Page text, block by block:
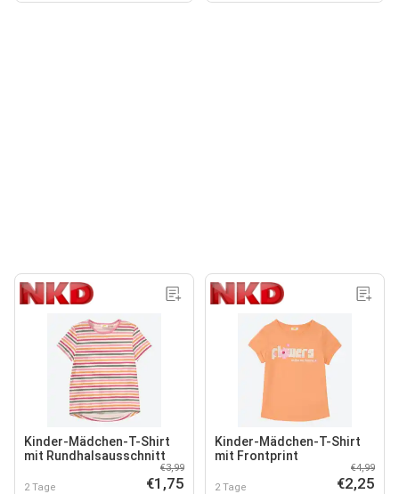
Kinder-Mädchen-T-Shirt
mit Rundhalsausschnitt
2 Tage
€3,99
€1,75
Kinder-Mädchen-T-Shirt
mit Frontprint
2 Tage
€4,99
€2,25